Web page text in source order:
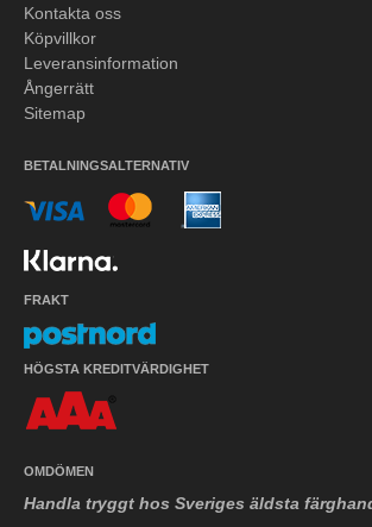
Kontakta oss
Köpvillkor
Leveransinformation
Ångerrätt
Sitemap
BETALNINGSALTERNATIV
FRAKT
HÖGSTA KREDITVÄRDIGHET
OMDÖMEN
Handla tryggt hos Sveriges äldsta